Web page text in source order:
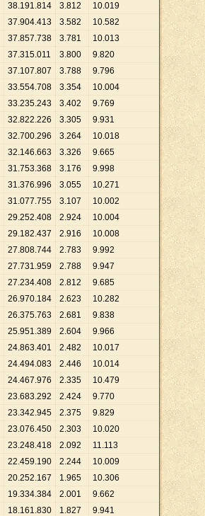
38.191.814 3.812 10.019
37.904.413 3.582 10.582
37.857.738 3.781 10.013
37.315.011 3.800 9.820
37.107.807 3.788 9.796
33.554.708 3.354 10.004
33.235.243 3.402 9.769
32.822.226 3.305 9.931
32.700.296 3.264 10.018
32.146.663 3.326 9.665
31.753.368 3.176 9.998
31.376.996 3.055 10.271
31.077.755 3.107 10.002
29.252.408 2.924 10.004
29.182.437 2.916 10.008
27.808.744 2.783 9.992
27.731.959 2.788 9.947
27.234.408 2.812 9.685
26.970.184 2.623 10.282
26.375.763 2.681 9.838
25.951.389 2.604 9.966
24.863.401 2.482 10.017
24.494.083 2.446 10.014
24.467.976 2.335 10.479
23.683.292 2.424 9.770
23.342.945 2.375 9.829
23.076.450 2.303 10.020
23.248.418 2.092 11.113
22.459.190 2.244 10.009
20.252.167 1.965 10.306
19.334.384 2.001 9.662
18.161.830 1.827 9.941